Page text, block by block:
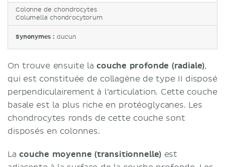
Colonne de chondrocytes
Columella chondrocytorum
Synonymes :aucun
On trouve ensuite lacouche profonde (radiale),
qui est constituée de collagène de type II disposé
perpendiculairement à l’articulation. Cette couche
basale est la plus riche en protéoglycanes. Les
chondrocytes ronds de cette couche sont
disposés en colonnes.
Lacouche moyenne (transitionnelle) est